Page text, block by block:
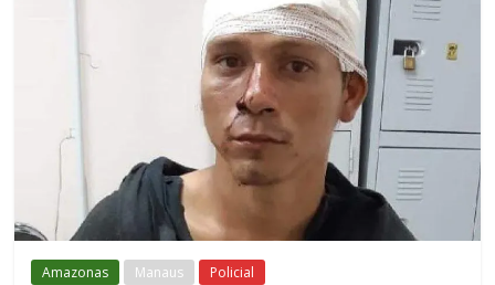
eletrônico
Presidente
Figueiredo
Amazonas Manaus Policial